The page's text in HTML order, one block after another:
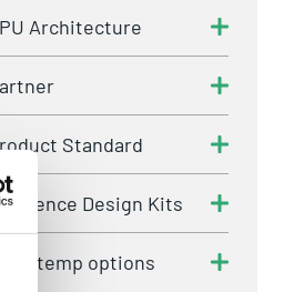
Architecture
Standard
Design Kits
Wide temp options